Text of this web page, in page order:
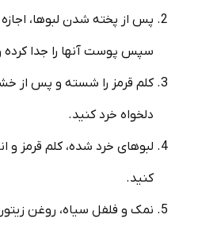
پس از پخته شدن لبوها،
سپس پوست آنها را جدا کرده
کلم قرمز را شسته و پس از
دلخواه خرد کنید.
لبوهای خرد شده، کلم قرمز و
کنید.
نمک و فلفل سیاه، روغن